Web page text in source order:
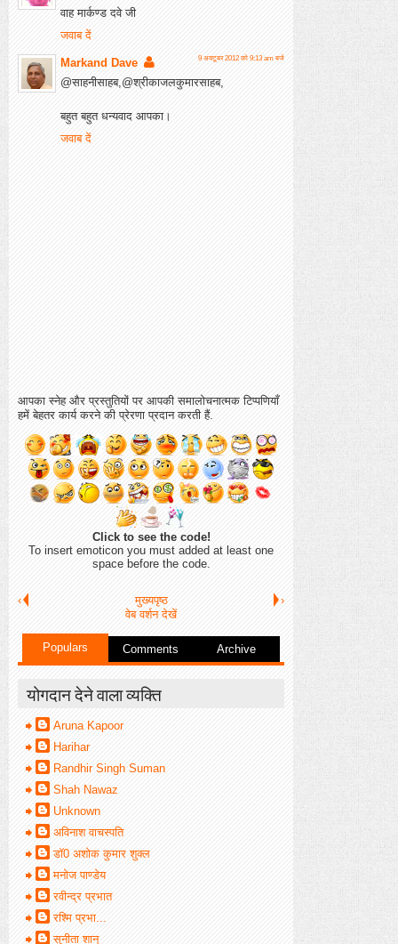
वाह मार्कण्ड दवे जी
जवाब दें
Markand Dave 9 अक्टूबर 2012 को 9:13 am बजे
@साहनीसाहब,@श्रीकाजलकुमारसाहब,
बहुत बहुत धन्यवाद आपका।
जवाब दें
आपका स्नेह और प्रस्तुतियों पर आपकी समालोचनात्मक टिप्पणियाँ
हमें बेहतर कार्य करने की प्रेरणा प्रदान करती हैं.
Click to see the code!
To insert emoticon you must added at least one
space before the code.
‹ ›
मुख्यपृष्ठ
वेब वर्शन देखें
Populars Comments Archive
योगदान देने वाला व्यक्ति
Aruna Kapoor
Harihar
Randhir Singh Suman
Shah Nawaz
Unknown
अविनाश वाचस्पति
डॉ0 अशोक कुमार शुक्ल
मनोज पाण्डेय
रवीन्द्र प्रभात
रश्मि प्रभा...
सुनीता शानू